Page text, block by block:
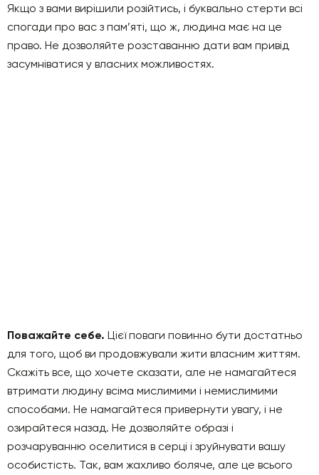
Якщо з вами вирішили розійтись, і буквально стерти всі
спогади про вас з пам’яті, що ж, людина має на це
право. Не дозволяйте розставанню дати вам привід
засумніватися у власних можливостях.
Поважайте себе. Цієї поваги повинно бути достатньо
для того, щоб ви продовжували жити власним життям.
Скажіть все, що хочете сказати, але не намагайтеся
втримати людину всіма мислимими і немислимими
способами. Не намагайтеся привернути увагу, і не
озирайтеся назад. Не дозволяйте образі і
розчаруванню оселитися в серці і зруйнувати вашу
особистість. Так, вам жахливо боляче, але це всього